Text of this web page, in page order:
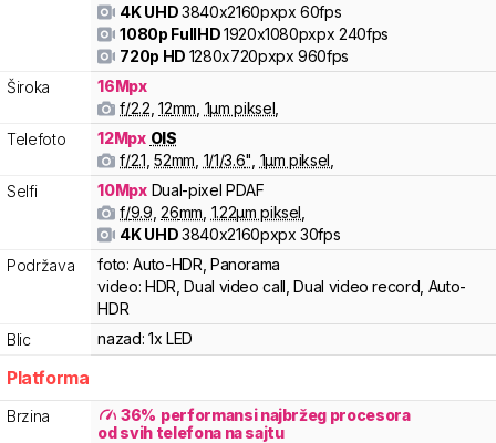
4K UHD3840x2160pxpx60fps
1080p FullHD1920x1080pxpx240fps
720p HD 1280x720pxpx960fps
Široka
16Mpx
f/2.2 12mm 1µm piksel
Telefoto
12Mpx OIS
f/2.1 52mm 1/1/3.6" 1µm piksel
Selfi
10Mpx Dual-pixel PDAF
f/9.9 26mm 1.22µm piksel
4K UHD3840x2160pxpx30fps
Podržava
foto: Auto-HDR, Panorama
video: HDR, Dual video call, Dual video record, Auto-
HDR
Blic
nazad: 1x LED
Platforma
Brzina 36% performansi najbržeg procesora
od svih telefona na sajtu